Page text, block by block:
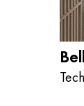
Bell